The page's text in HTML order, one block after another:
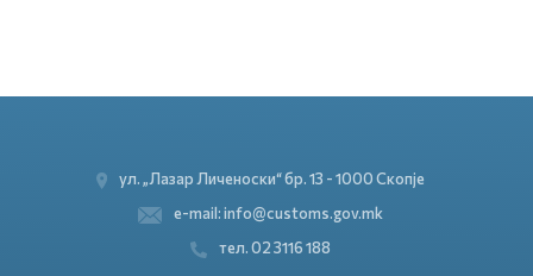
ул. „Лазар Личеноски“ бр. 13 - 1000 Скопје
e-mail: info@customs.gov.mk
тел. 02 3116 188